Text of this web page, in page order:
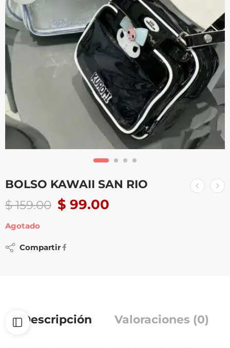
BOLSO KAWAII SAN RIO
$159.00 $ 99.00
Agotado
Compartir
Descripción Valoraciones (0)